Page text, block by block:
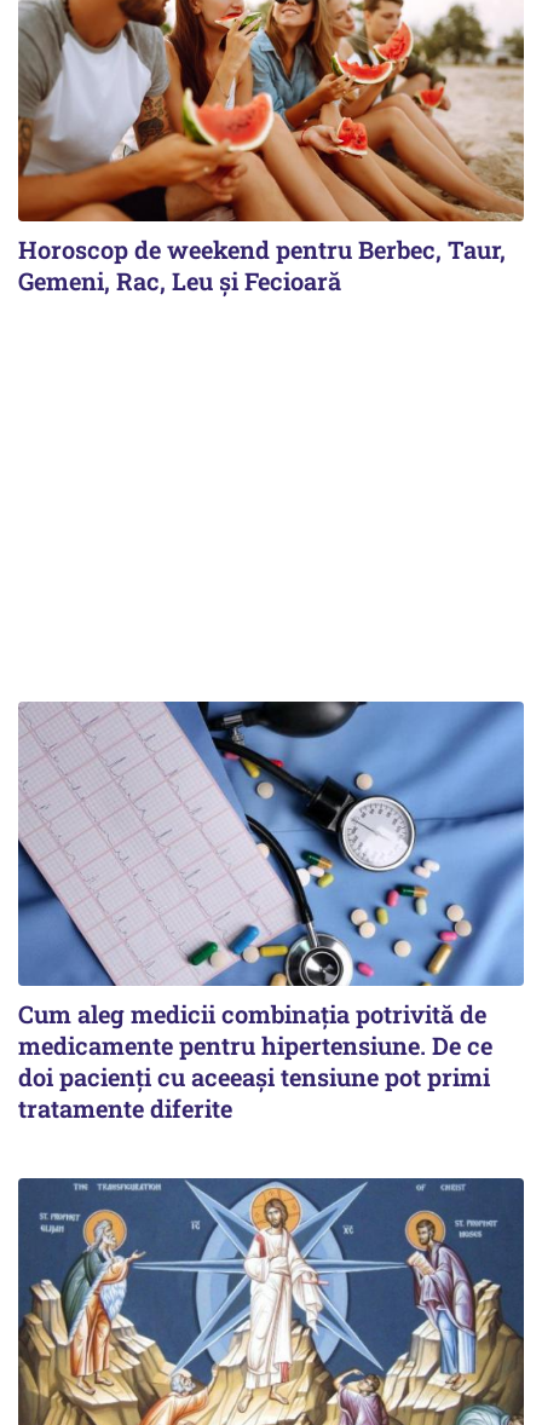
Horoscop de weekend pentru Berbec, Taur,
Gemeni, Rac, Leu și Fecioară
Cum aleg medicii combinația potrivită de
medicamente pentru hipertensiune. De ce
doi pacienți cu aceeași tensiune pot primi
tratamente diferite